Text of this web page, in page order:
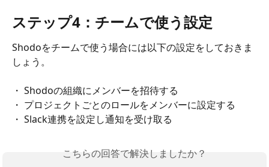
ステップ4：チームで使う設定
Shodoをチームで使う場合には以下の設定をしておきま
しょう。
・ Shodoの組織にメンバーを招待する
・ プロジェクトごとのロールをメンバーに設定する
・ Slack連携を設定し通知を受け取る
こちらの回答で解決しましたか？